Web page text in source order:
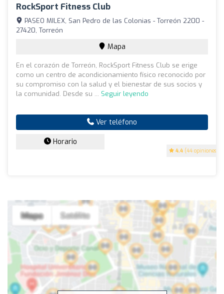
RockSport Fitness Club
4.4 (44 opiniones)
PASEO MILEX, San Pedro de las Colonias - Torreón 2200 -
27420, Torreón
Mapa
En el corazón de Torreón, RockSport Fitness Club se erige
como un centro de acondicionamiento físico reconocido por
su compromiso con la salud y el bienestar de sus socios y
la comunidad. Desde su ... Seguir leyendo
Ver teléfono
Horario